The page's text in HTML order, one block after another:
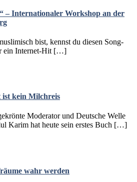
– Internationaler Workshop an der
bist, kennst du diesen Song-
ein Internet-Hit […]
ist kein Milchreis
Moderator und Deutsche Welle
Karim hat heute sein erstes Buch […]
wahr werden